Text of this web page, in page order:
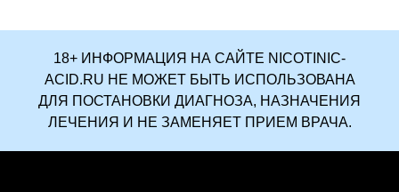
18+ ИНФОРМАЦИЯ НА САЙТЕ NICOTINIC-
ACID.RU НЕ МОЖЕТ БЫТЬ ИСПОЛЬЗОВАНА
ДЛЯ ПОСТАНОВКИ ДИАГНОЗА, НАЗНАЧЕНИЯ
ЛЕЧЕНИЯ И НЕ ЗАМЕНЯЕТ ПРИЕМ ВРАЧА.